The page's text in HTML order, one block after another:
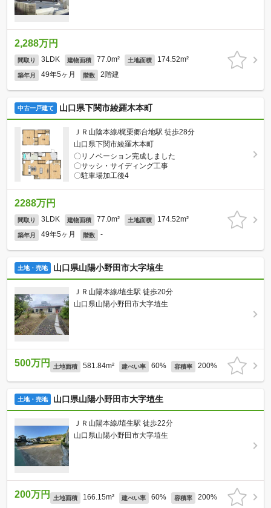
2,288万円
間取り 3LDK 建物面積 77.0m² 土地面積 174.52m²
築年月 49年5ヶ月 階数 2階建
中古一戸建て 山口県下関市綾羅木本町
ＪＲ山陰本線/梶栗郷台地駅 徒歩28分
山口県下関市綾羅木本町
〇リノベーション完成しました
〇サッシ・サイディング工事
〇駐車場加工後4
2288万円
間取り 3LDK 建物面積 77.0m² 土地面積 174.52m²
築年月 49年5ヶ月 階数 -
土地・売地 山口県山陽小野田市大字埴生
ＪＲ山陽本線/埴生駅 徒歩20分
山口県山陽小野田市大字埴生
500万円 土地面積 581.84m² 建ぺい率 60% 容積率 200%
土地・売地 山口県山陽小野田市大字埴生
ＪＲ山陽本線/埴生駅 徒歩22分
山口県山陽小野田市大字埴生
200万円 土地面積 166.15m² 建ぺい率 60% 容積率 200%